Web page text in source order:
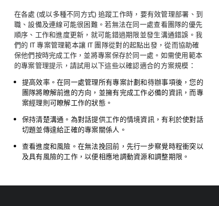
在各處 (或以多種不同方式) 追蹤工作時，要有效管理部署、到
職、設備及連線可能很困難。若無法在同一處查看團隊的優先
順序、工作和進度更新，就可能錯過期限並發生溝通錯誤。我
們的 IT 專案管理範本讓 IT 團隊從對的起點出發，從而協助確
保他們按時完成工作，並將專案保存於同一處。如需使用範本
的專案管理提示，請試用以下這些以確認適合的方案規模：
提高效率。在同一處管理所有專案計劃和待辦事項後，您的
團隊將瞭解前進的方向，並擁有完成工作必備的資訊，而專
案經理則可瞭解工作的狀態。
保持清楚溝通。 為對話提供工作的情境資訊，有利於使對話
切題並傳達給正確的專案關係人。
查看進度和風險。 在無法挽回前，先行一步察覺時程衝突以
及具有風險的工作，以便相應地調動資源和調整期限。